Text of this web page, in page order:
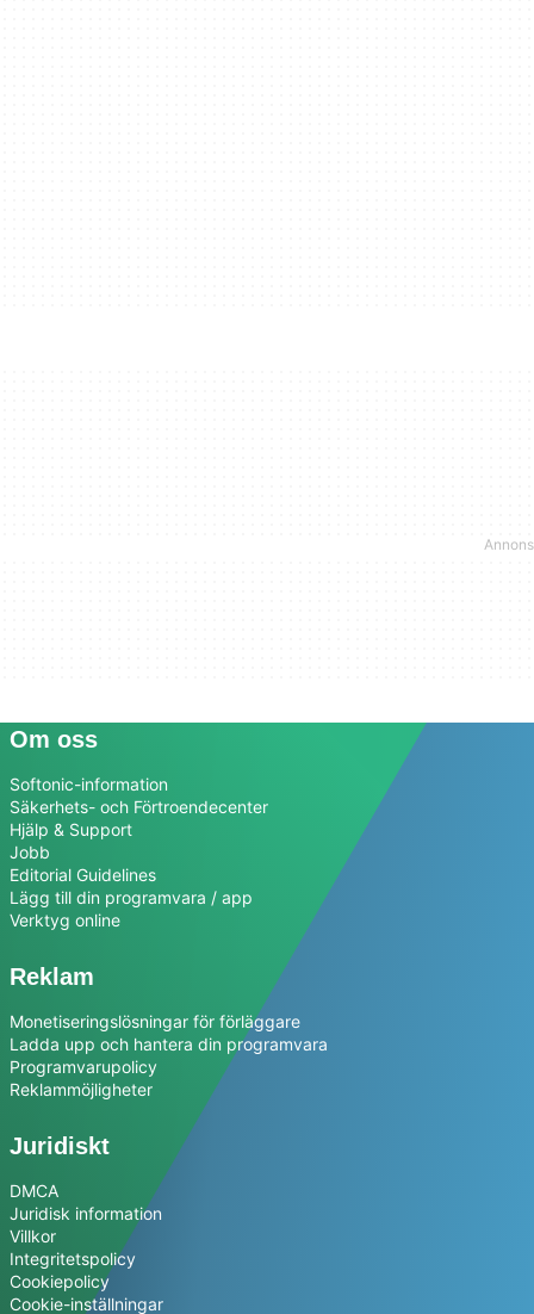
Om oss
Softonic-information
Säkerhets- och Förtroendecenter
Hjälp & Support
Jobb
Editorial Guidelines
Lägg till din programvara / app
Verktyg online
Reklam
Monetiseringslösningar för förläggare
Ladda upp och hantera din programvara
Programvarupolicy
Reklammöjligheter
Juridiskt
DMCA
Juridisk information
Villkor
Integritetspolicy
Cookiepolicy
Cookie-inställningar